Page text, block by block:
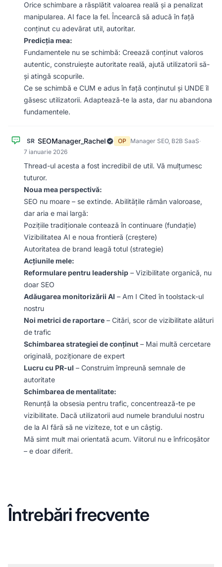
Orice schimbare a răsplătit valoarea reală și a penalizat
manipularea. AI face la fel. Încearcă să aducă în față
conținut cu adevărat util, autoritar.
Predicția mea:
Fundamentele nu se schimbă: Creează conținut valoros
autentic, construiește autoritate reală, ajută utilizatorii să-
și atingă scopurile.
Ce se schimbă e CUM e adus în față conținutul și UNDE îl
găsesc utilizatorii. Adaptează-te la asta, dar nu abandona
fundamentele.
SR SEOManager_Rachel OP Manager SEO, B2B SaaS·
7 ianuarie 2026
Thread-ul acesta a fost incredibil de util. Vă mulțumesc
tuturor.
Noua mea perspectivă:
SEO nu moare – se extinde. Abilitățile rămân valoroase,
dar aria e mai largă:
Pozițiile tradiționale contează în continuare (fundație)
Vizibilitatea AI e noua frontieră (creștere)
Autoritatea de brand leagă totul (strategie)
Acțiunile mele:
Reformulare pentru leadership – Vizibilitate organică, nu
doar SEO
Adăugarea monitorizării AI – Am I Cited în toolstack-ul
nostru
Noi metrici de raportare – Citări, scor de vizibilitate alături
de trafic
Schimbarea strategiei de conținut – Mai multă cercetare
originală, poziționare de expert
Lucru cu PR-ul – Construim împreună semnale de
autoritate
Schimbarea de mentalitate:
Renunță la obsesia pentru trafic, concentrează-te pe
vizibilitate. Dacă utilizatorii aud numele brandului nostru
de la AI fără să ne viziteze, tot e un câștig.
Mă simt mult mai orientată acum. Viitorul nu e înfricoșător
– e doar diferit.
Întrebări frecvente